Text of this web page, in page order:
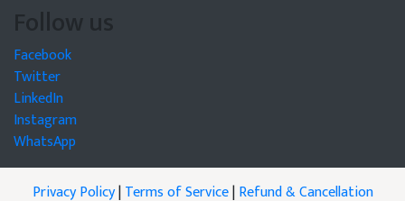
Follow us
Facebook
Twitter
LinkedIn
Instagram
WhatsApp
Privacy Policy|Terms of Service|Refund & Cancellation